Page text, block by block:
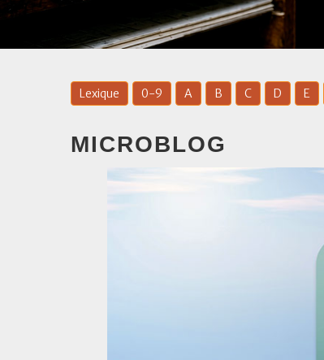
Lexique 0-9 A B C D E
MICROBLOG